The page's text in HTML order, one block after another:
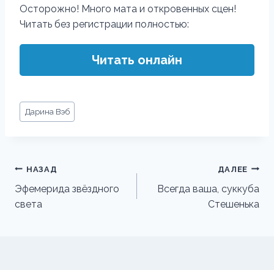
Осторожно! Много мата и откровенных сцен!
Читать без регистрации полностью:
Читать онлайн
Метки
записи:
Дарина Вэб
Навигация
по
записям
НАЗАД
Эфемерида звёздного
света
ДАЛЕЕ
Всегда ваша, суккуба
Стешенька